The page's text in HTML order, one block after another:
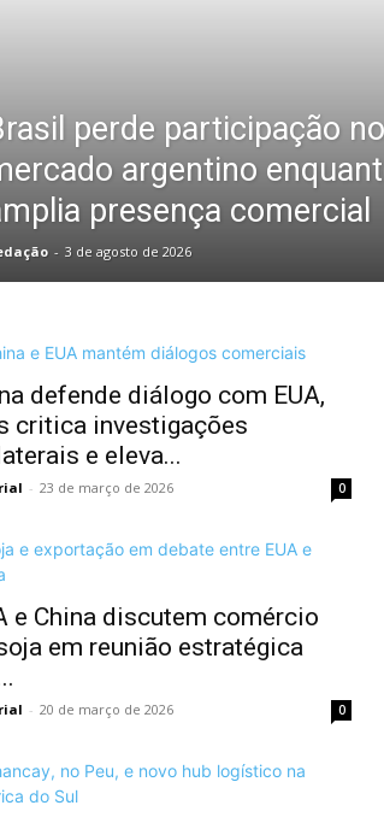
perde participação no
argentino
presença comercial
- 3 de agosto de 2026
defende diálogo com EUA,
critica investigações
e eleva...
- 23 de março de 2026 0
e China discutem comércio
em reunião estratégica
- 20 de março de 2026 0